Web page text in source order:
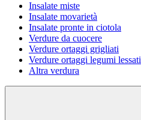
Insalate miste
Insalate movarietà
Insalate pronte in ciotola
Verdure da cuocere
Verdure ortaggi grigliati
Verdure ortaggi legumi lessati
Altra verdura